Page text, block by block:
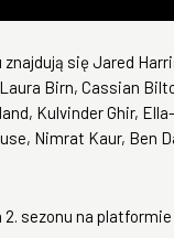
znajdują się Jared
Birn, Cassian
Kulvinder Ghir,
Nimrat Kaur, Ben
sezonu na platformie